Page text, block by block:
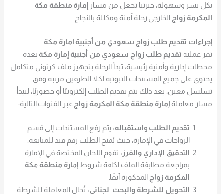
بكل يسر وسهولة، خبرتنا تجعل من مسارإمارة منطقة مكة
المكرمة زواج الخارجي رحلة آمنة ومكللة بالنجاح.
إجراءات تقديم طلب زواج سعودي من أجنبية امارة مكة
تمر عملية تقديم طلب زواج سعودي من أجنبية إمارة مكة بعدة
محطات إدارية وأمنية رئيسية، تبدأ الرحلة بتجهيز ملف كرتوني متكامل
يحتوي على جميع المستندات الثبوتية لكلا الطرفين مرتبة وفق
تسلسل معين، بعد ذلك يتم تقديم الطلب إلكترونيًا أو حضوريًا، ليبدأ
مسار معاملةإمارة منطقة مكة المكرمة زواج عبر القنوات التالية:
تقديم الطلب واستقباله: يتم رفع المستندات إلى قسم
الزواجات في الإمارة، حيث يُمنح الطلب رقم قيد للمتابعة.
التدقيق الإداري والفرز: تقوم اللجان المختصة في الإمارة
بمراجعة مطابقة الملف لكافة شروطإمارة منطقة مكة
المكرمة زواج المذكورة آنفًا.
التحويل للشرطة والبحث الجنائي: تُحال المعاملة للشرطة